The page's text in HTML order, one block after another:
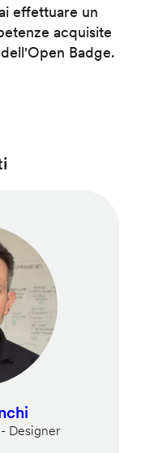
effettuare un
acquisite
Badge.
Designer